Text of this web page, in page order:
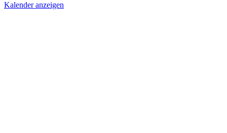
Kalender anzeigen